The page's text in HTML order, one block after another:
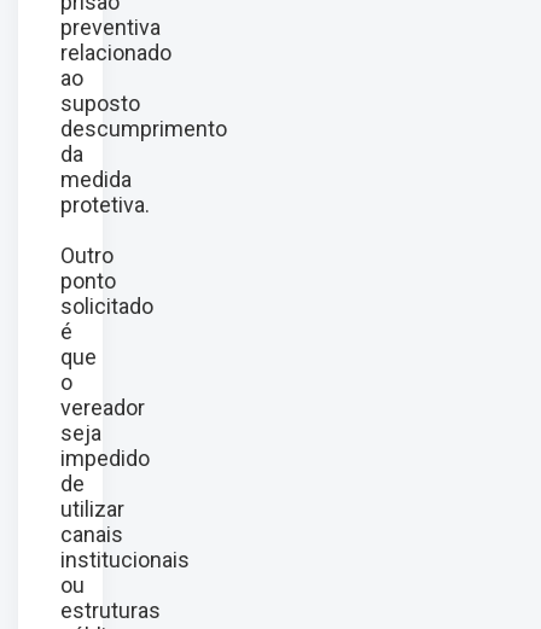
preventiva
relacionado
ao
suposto
descumprimento
da
medida
protetiva.
Outro
ponto
solicitado
é
que
o
vereador
seja
impedido
de
utilizar
canais
institucionais
ou
estruturas